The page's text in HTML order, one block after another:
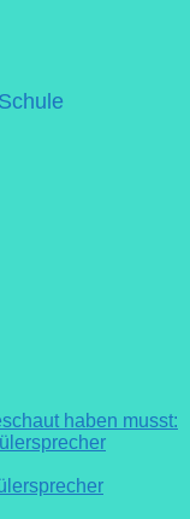
haben musst: